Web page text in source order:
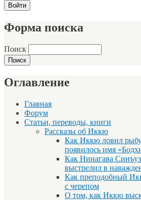
Форма поиска
Поиск
Оглавление
Главная
Форум
Статьи, переводы, книги
Рассказы об Иккю
Как Иккю ловил
появилось имя
Как Нинагава
выстрелил в
Как преподобный
с черепом
О том, как Иккю